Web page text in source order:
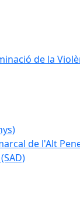
de la
de l'Alt